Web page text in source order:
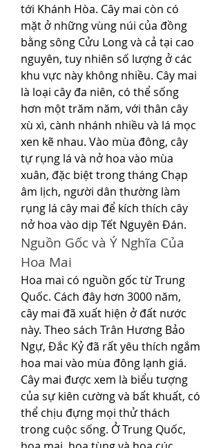
tới Khánh Hòa. Cây mai còn có
mặt ở những vùng núi của đồng
bằng sông Cửu Long và cả tại cao
nguyên, tuy nhiên số lượng ở các
khu vực này không nhiều. Cây mai
là loại cây đa niên, có thể sống
hơn một trăm năm, với thân cây
xù xì, cành nhánh nhiều và lá mọc
xen kẽ nhau. Vào mùa đông, cây
tự rụng lá và nở hoa vào mùa
xuân, đặc biệt trong tháng Chạp
âm lịch, người dân thường làm
rụng lá cây mai để kích thích cây
nở hoa vào dịp Tết Nguyên Đán.
Nguồn Gốc và Ý Nghĩa Của
Hoa Mai
Hoa mai có nguồn gốc từ Trung
Quốc. Cách đây hơn 3000 năm,
cây mai đã xuất hiện ở đất nước
này. Theo sách Trân Hương Bảo
Ngự, Đắc Kỷ đã rất yêu thích ngắm
hoa mai vào mùa đông lạnh giá.
Cây mai được xem là biểu tượng
của sự kiên cường và bất khuất, có
thể chịu đựng mọi thử thách
trong cuộc sống. Ở Trung Quốc,